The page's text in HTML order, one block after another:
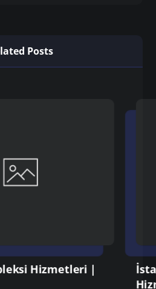
Posts
Hizmetleri |